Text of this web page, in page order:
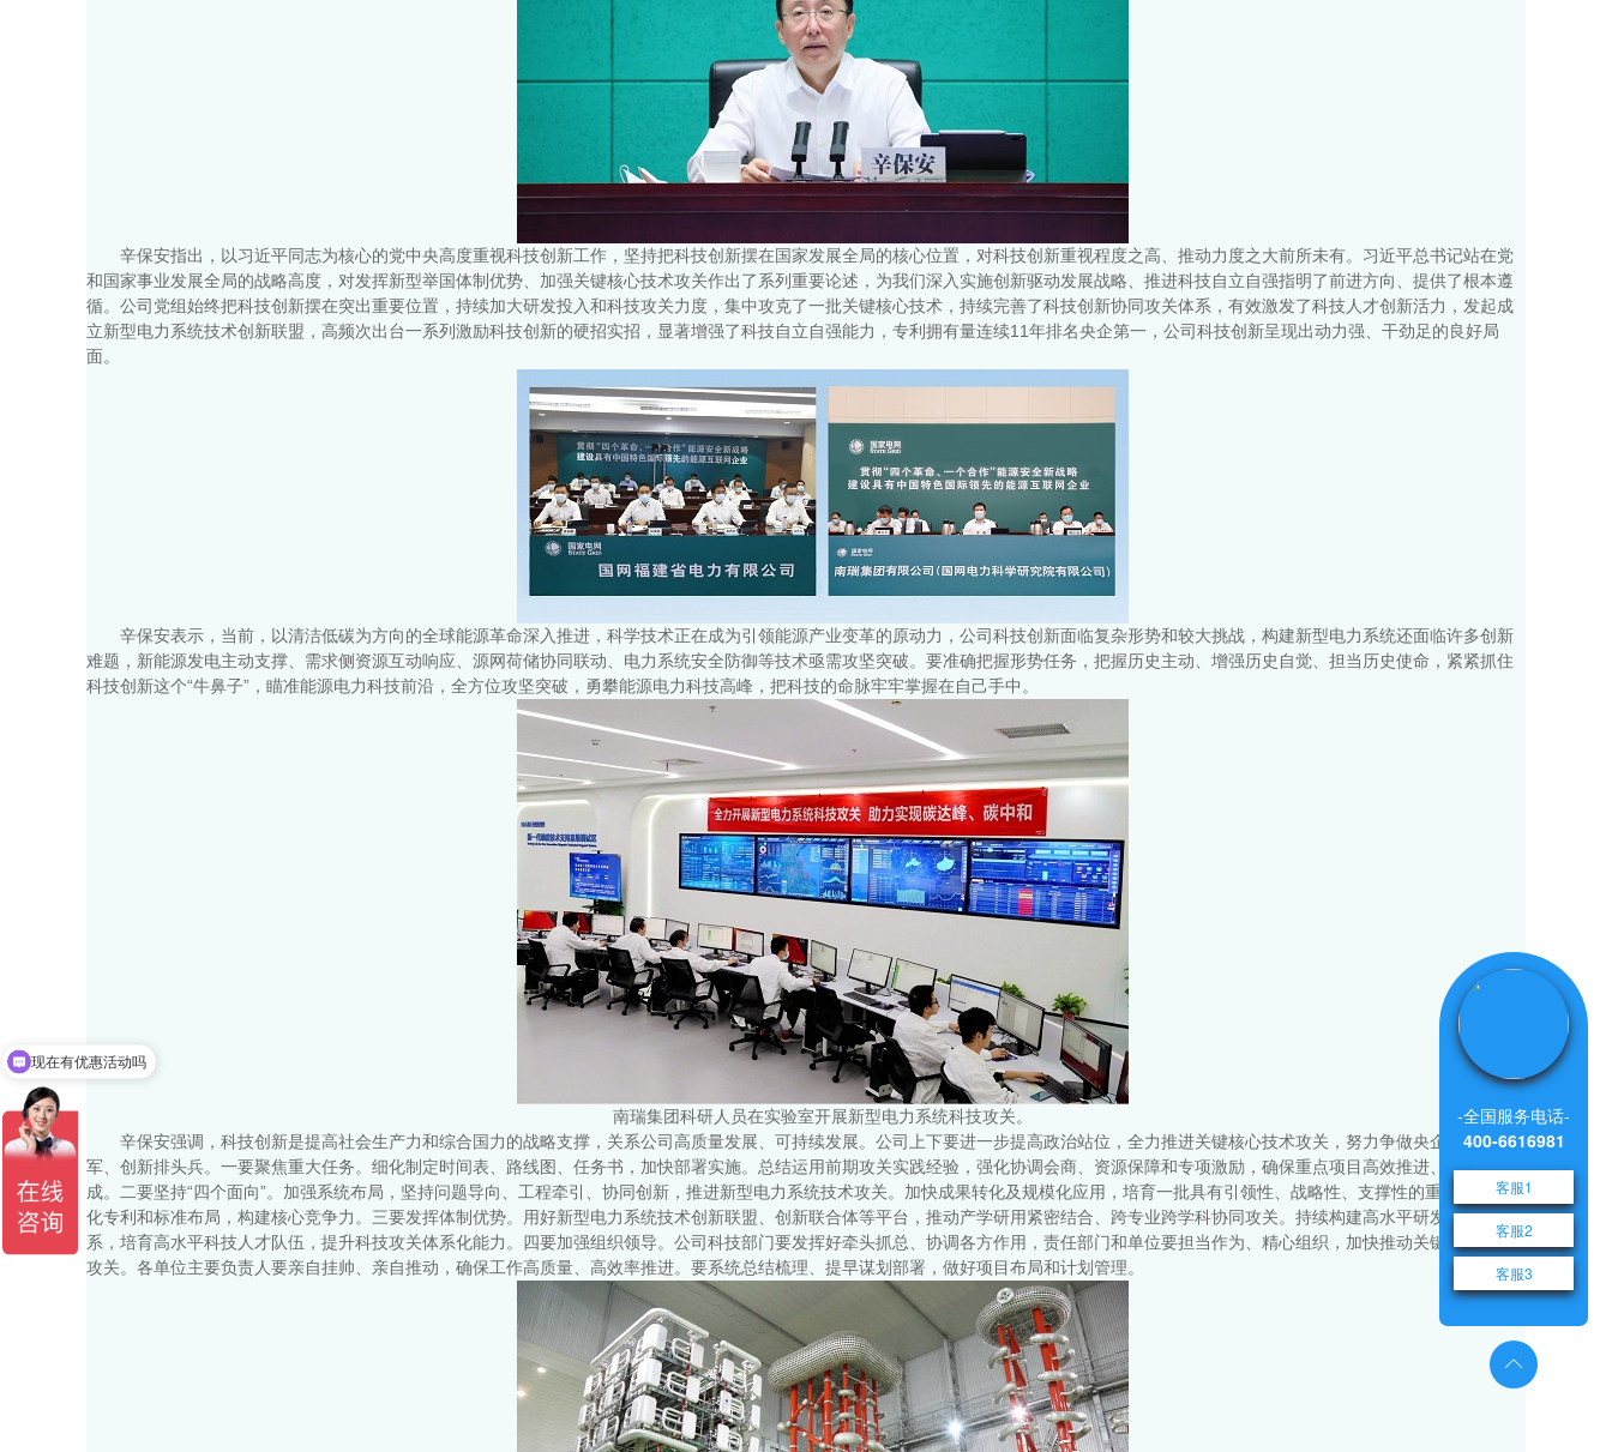
辛保安指出，以习近平同志为核心的党中央高度重视科技创新工作，坚持把科技创新摆在国家发展全局的核心位置，对科技创新重视程度之高、推动力度之大前所未有。习近平总书记站在党
和国家事业发展全局的战略高度，对发挥新型举国体制优势、加强关键核心技术攻关作出了系列重要论述，为我们深入实施创新驱动发展战略、推进科技自立自强指明了前进方向、提供了根本遵
循。公司党组始终把科技创新摆在突出重要位置，持续加大研发投入和科技攻关力度，集中攻克了一批关键核心技术，持续完善了科技创新协同攻关体系，有效激发了科技人才创新活力，发起成
立新型电力系统技术创新联盟，高频次出台一系列激励科技创新的硬招实招，显著增强了科技自立自强能力，专利拥有量连续11年排名央企第一，公司科技创新呈现出动力强、干劲足的良好局
面。
辛保安表示，当前，以清洁低碳为方向的全球能源革命深入推进，科学技术正在成为引领能源产业变革的原动力，公司科技创新面临复杂形势和较大挑战，构建新型电力系统还面临许多创新
难题，新能源发电主动支撑、需求侧资源互动响应、源网荷储协同联动、电力系统安全防御等技术亟需攻坚突破。要准确把握形势任务，把握历史主动、增强历史自觉、担当历史使命，紧紧抓住
科技创新这个“牛鼻子”，瞄准能源电力科技前沿，全方位攻坚突破，勇攀能源电力科技高峰，把科技的命脉牢牢掌握在自己手中。
南瑞集团科研人员在实验室开展新型电力系统科技攻关。
辛保安强调，科技创新是提高社会生产力和综合国力的战略支撑，关系公司高质量发展、可持续发展。公司上下要进一步提高政治站位，全力推进关键核心技术攻关，努力争做央企科技主力
军、创新排头兵。一要聚焦重大任务。细化制定时间表、路线图、任务书，加快部署实施。总结运用前期攻关实践经验，强化协调会商、资源保障和专项激励，确保重点项目高效推进、务期必
成。二要坚持“四个面向”。加强系统布局，坚持问题导向、工程牵引、协同创新，推进新型电力系统技术攻关。加快成果转化及规模化应用，培育一批具有引领性、战略性、支撑性的重大成果。强
化专利和标准布局，构建核心竞争力。三要发挥体制优势。用好新型电力系统技术创新联盟、创新联合体等平台，推动产学研用紧密结合、跨专业跨学科协同攻关。持续构建高水平研发平台体
系，培育高水平科技人才队伍，提升科技攻关体系化能力。四要加强组织领导。公司科技部门要发挥好牵头抓总、协调各方作用，责任部门和单位要担当作为、精心组织，加快推动关键核心技术
攻关。各单位主要负责人要亲自挂帅、亲自推动，确保工作高质量、高效率推进。要系统总结梳理、提早谋划部署，做好项目布局和计划管理。
-全国服务电话-
400-6616981
客服1
客服2
客服3
可以介绍下你们的产品么
现在有优惠活动吗